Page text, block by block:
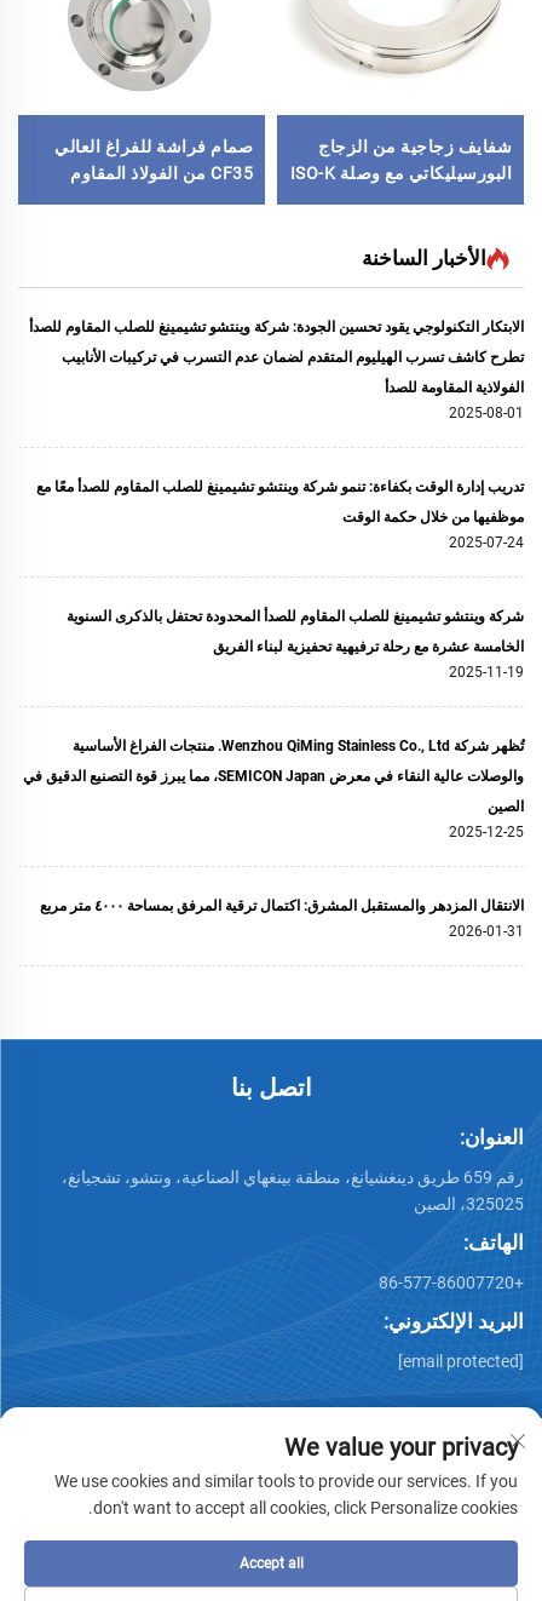
شفايف زجاجية من الزجاج
البورسيليكاتي مع وصلة ISO-K
للتفريغ بمقاس ISO63-
صمام فراشة للفراغ العالي
CF35 من الفولاذ المقاوم
الأخبار الساخنة
الابتكار التكنولوجي يقود تحسين الجودة: شركة وينتشو تشيمينغ للصلب المقاوم للصدأ
تطرح كاشف تسرب الهيليوم المتقدم لضمان عدم التسرب في تركيبات الأنابيب
الفولاذية المقاومة للصدأ
2025-08-01
تدريب إدارة الوقت بكفاءة: تنمو شركة وينتشو تشيمينغ للصلب المقاوم للصدأ معًا مع
موظفيها من خلال حكمة الوقت
2025-07-24
شركة وينتشو تشيمينغ للصلب المقاوم للصدأ المحدودة تحتفل بالذكرى السنوية
الخامسة عشرة مع رحلة ترفيهية تحفيزية لبناء الفريق
2025-11-19
تُظهر شركة Wenzhou QiMing Stainless Co., Ltd. منتجات الفراغ الأساسية
والوصلات عالية النقاء في معرض SEMICON Japan، مما يبرز قوة التصنيع الدقيق في
الصين
2025-12-25
الانتقال المزدهر والمستقبل المشرق: اكتمال ترقية المرفق بمساحة ٤٠٠٠ متر مربع
2026-01-31
اتصل بنا
العنوان:
رقم 659 طريق دينغشيانغ، منطقة بينغهاي الصناعية، ونتشو، تشجيانغ،
325025، الصين
الهاتف:
+86-577-86007720
البريد الإلكتروني:
[email protected]
سياسة الخصوصية- المدونة
We value your privacy
We use cookies and similar tools to provide our services. If you
don't want to accept all cookies, click Personalize cookies.
Accept all